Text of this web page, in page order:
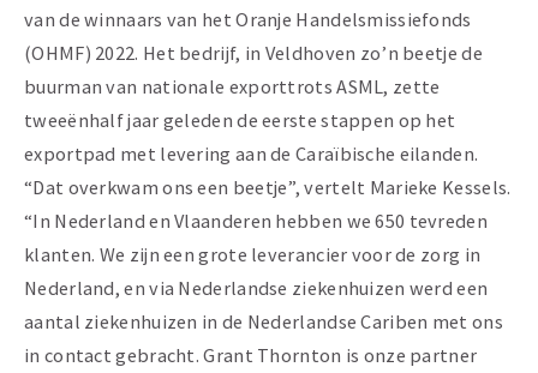
van de winnaars van het Oranje Handelsmissiefonds
(OHMF) 2022. Het bedrijf, in Veldhoven zo’n beetje de
buurman van nationale exporttrots ASML, zette
tweeënhalf jaar geleden de eerste stappen op het
exportpad met levering aan de Caraïbische eilanden.
“Dat overkwam ons een beetje”, vertelt Marieke Kessels.
“In Nederland en Vlaanderen hebben we 650 tevreden
klanten. We zijn een grote leverancier voor de zorg in
Nederland, en via Nederlandse ziekenhuizen werd een
aantal ziekenhuizen in de Nederlandse Cariben met ons
in contact gebracht. Grant Thornton is onze partner